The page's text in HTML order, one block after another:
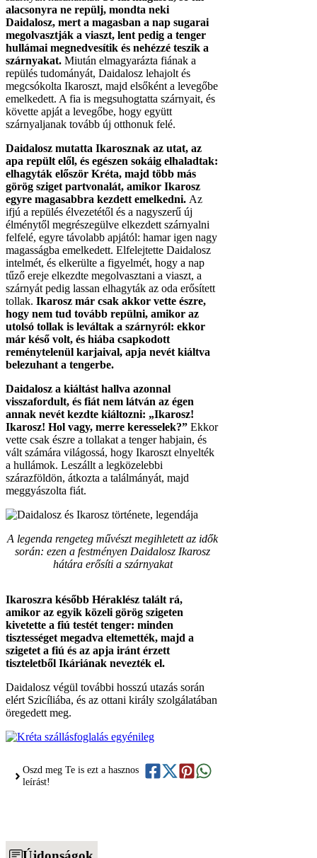
alacsonyra ne repülj, mondta neki
Daidalosz, mert a magasban a nap sugarai
megolvasztják a viaszt, lent pedig a tenger
hullámai megnedvesítik és nehézzé teszik a
szárnyakat. Miután elmagyarázta fiának a
repülés tudományát, Daidalosz lehajolt és
megcsókolta Ikaroszt, majd elsőként a levegőbe
emelkedett. A fia is megsuhogtatta szárnyait, és
követte apját a levegőbe, hogy együtt
szárnyaljanak tovább új otthonuk felé.
Daidalosz mutatta Ikarosznak az utat, az
apa repült elől, és egészen sokáig elhaladtak:
elhagyták először Kréta, majd több más
görög sziget partvonalát, amikor Ikarosz
egyre magasabbra kezdett emelkedni. Az
ifjú a repülés élvezetétől és a nagyszerű új
élménytől megrészegülve elkezdett szárnyalni
felfelé, egyre távolabb apjától: hamar igen nagy
magasságba emelkedett. Elfelejtette Daidalosz
intelmét, és elkerülte a figyelmét, hogy a nap
tűző ereje elkezdte megolvasztani a viaszt, a
szárnyát pedig lassan elhagyták az oda erősített
tollak. Ikarosz már csak akkor vette észre,
hogy nem tud tovább repülni, amikor az
utolsó tollak is leváltak a szárnyról: ekkor
már késő volt, és hiába csapkodott
reménytelenül karjaival, apja nevét kiáltva
belezuhant a tengerbe.
Daidalosz a kiáltást hallva azonnal
visszafordult, és fiát nem látván az égen
annak nevét kezdte kiáltozni: „Ikarosz!
Ikarosz! Hol vagy, merre keresselek?” Ekkor
vette csak észre a tollakat a tenger habjain, és
vált számára világossá, hogy Ikaroszt elnyelték
a hullámok. Leszállt a legközelebbi
szárazföldön, átkozta a találmányát, majd
meggyászolta fiát.
A legenda rengeteg művészt megihletett az idők
során: ezen a festményen Daidalosz Ikarosz
hátára erősíti a szárnyakat
Ikaroszra később Héraklész talált rá,
amikor az egyik közeli görög szigeten
kivetette a fiú testét tenger: minden
tisztességet megadva eltemették, majd a
szigetet a fiú és az apja iránt érzett
tiszteletből Ikáriának nevezték el.
Daidalosz végül további hosszú utazás során
elért Szicíliába, és az ottani király szolgálatában
öregedett meg.
Oszd meg Te is ezt a hasznos
leírást!